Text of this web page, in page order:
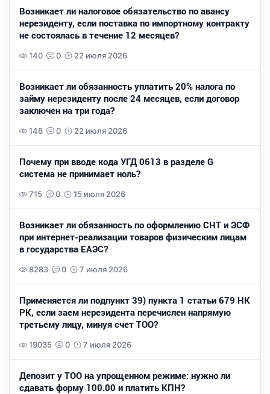
Возникает ли налоговое обязательство по авансу
нерезиденту, если поставка по импортному контракту
не состоялась в течение 12 месяцев?
140 0 22 июля 2026
Возникает ли обязанность уплатить 20% налога по
займу нерезиденту после 24 месяцев, если договор
заключен на три года?
148 0 22 июля 2026
Почему при вводе кода УГД 0613 в разделе G
система не принимает ноль?
715 0 15 июля 2026
Возникает ли обязанность по оформлению СНТ и ЭСФ
при интернет-реализации товаров физическим лицам
в государства ЕАЭС?
8283 0 7 июля 2026
Применяется ли подпункт 39) пункта 1 статьи 679 НК
РК, если заем нерезидента перечислен напрямую
третьему лицу, минуя счет ТОО?
19035 0 7 июля 2026
Депозит у ТОО на упрощенном режиме: нужно ли
сдавать форму 100.00 и платить КПН?